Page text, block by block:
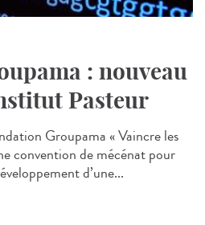
: nouveau
Pasteur
Groupama « Vaincre les
convention de mécénat pour
d’une...